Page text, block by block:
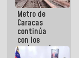
Metro de
Caracas
continúa
con los
trabajos de